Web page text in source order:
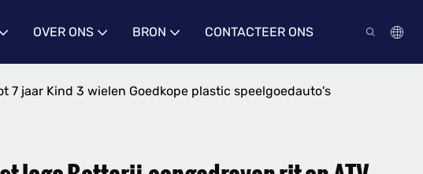
OVER ONS BRON CONTACTEER ONS
jaar Kind 3 wielen Goedkope plastic speelgoedauto's